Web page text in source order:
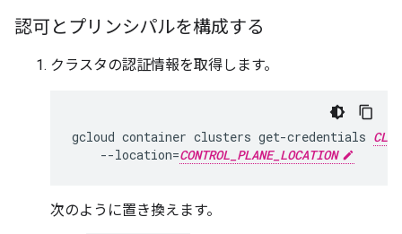
認可とプリンシパルを構成する
クラスタの認証情報を取得します。
gcloud container clusters get-credentials
--location=CONTROL_PLANE_LOCATION
次のように置き換えます。